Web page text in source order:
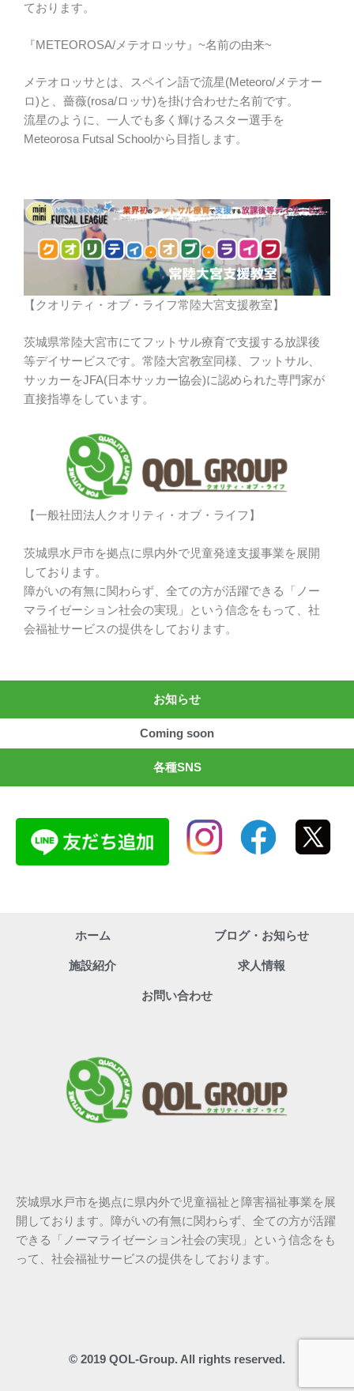
ております。
『METEOROSA/メテオロッサ』~名前の由来~
メテオロッサとは、スペイン語で流星(Meteoro/メテオー
ロ)と、薔薇(rosa/ロッサ)を掛け合わせた名前です。
流星のように、一人でも多く輝けるスター選手を
Meteorosa Futsal Schoolから目指します。
【クオリティ・オブ・ライフ常陸大宮支援教室】
茨城県常陸大宮市にてフットサル療育で支援する放課後
等デイサービスです。常陸大宮教室同様、フットサル、
サッカーをJFA(日本サッカー協会)に認められた専門家が
直接指導をしています。
【一般社団法人クオリティ・オブ・ライフ】
茨城県水戸市を拠点に県内外で児童発達支援事業を展開
しております。
障がいの有無に関わらず、全ての方が活躍できる「ノー
マライゼーション社会の実現」という信念をもって、社
会福祉サービスの提供をしております。
お知らせ
Coming soon
各種SNS
ホーム ブログ・お知らせ
施設紹介 求人情報
お問い合わせ
茨城県水戸市を拠点に県内外で児童福祉と障害福祉事業を展
開しております。障がいの有無に関わらず、全ての方が活躍
できる「ノーマライゼーション社会の実現」という信念をも
って、社会福祉サービスの提供をしております。
© 2019 QOL-Group. All rights reserved.